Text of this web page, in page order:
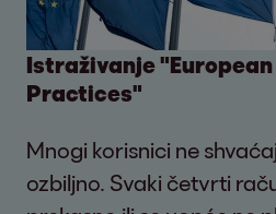
Istraživanje
Practices"
Mnogi korisnici ne
ozbiljno. Svaki četvrti